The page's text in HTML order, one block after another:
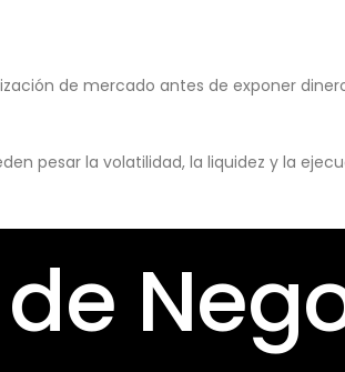
de mercado antes de exponer
pesar la volatilidad, la liquidez y la